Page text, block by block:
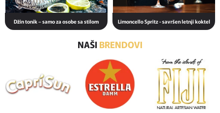
Džin tonik – samo za osobe sa stilom Limoncello Spritz - savršen letnji koktel
NAŠI BRENDOVI